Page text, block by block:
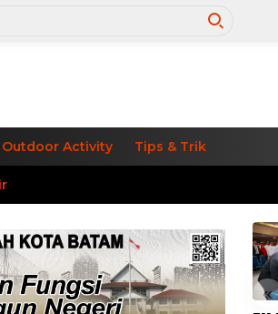
Outdoor Activity Tips & Trik
«